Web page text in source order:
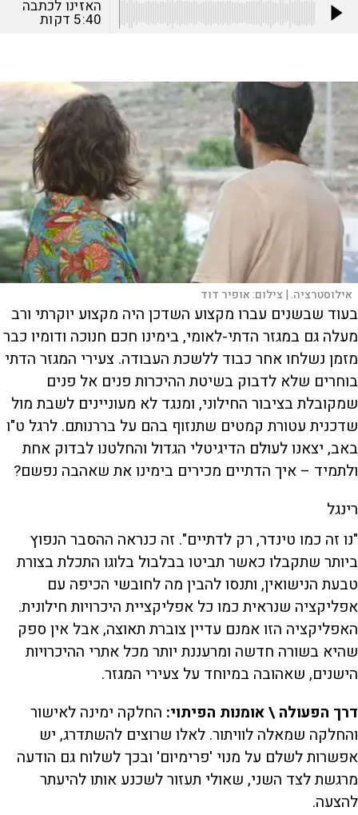
האזינו לכתבה
5:40 דקות
אילוסטרציה. | צילום:אופיר דוד
בעוד שבשנים עברו מקצוע השדכן היה מקצוע יוקרתי ורב
מעלה גם במגזר הדתי-לאומי, בימינו חכם חנוכה ודומיו כבר
מזמן נשלחו אחר כבוד ללשכת העבודה. צעירי המגזר הדתי
בוחרים שלא לדבוק בשיטת ההיכרות פנים אל פנים
שמקובלת בציבור החילוני, ומנגד לא מעוניינים לשבת מול
שדכנית עטורת קמטים שתנזוף בהם על בררנותם. לרגל ט"ו
באב, יצאנו לעולם הדיגיטלי הגדול והחלטנו לבדוק אחת
ולתמיד – איך הדתיים מכירים בימינו את שאהבה נפשם?
רינגל
"נו זה כמו טינדר, רק לדתיים". זה כנראה ההסבר הנפוץ
ביותר שתקבלו כאשר תביטו בבלבול בלוגו התכלת בצורת
טבעת הנישואין, ותנסו להבין מה לחובשי הכיפה עם
אפליקציה שנראית כמו כל אפליקציית היכרויות חילונית.
האפליקציה הזו אמנם עדיין צוברת תאוצה, אבל אין ספק
שהיא בשורה חדשה ומרעננת יותר מכל אתרי ההיכרויות
הישנים, שאהובה במיוחד על צעירי המגזר.
דרך הפעולה \ אומנות הפיתוי: החלקה ימינה לאישור
והחלקה שמאלה לוויתור. לאלו שרוצים להשתדרג, יש
אפשרות לשלם על מנוי 'פרימיום' ובכך לשלוח גם הודעה
מרגשת לצד השני, שאולי תעזור לשכנע אותו להיעתר
להצעה.